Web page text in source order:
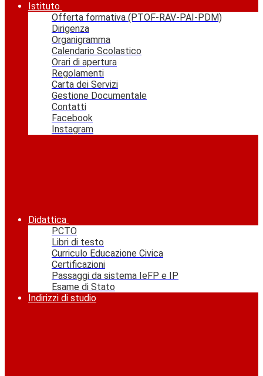
Istituto
Offerta formativa (PTOF-RAV-PAI-PDM)
Dirigenza
Organigramma
Calendario Scolastico
Orari di apertura
Regolamenti
Carta dei Servizi
Gestione Documentale
Contatti
Facebook
Instagram
Didattica
PCTO
Libri di testo
Curriculo Educazione Civica
Certificazioni
Passaggi da sistema IeFP e IP
Esame di Stato
Indirizzi di studio